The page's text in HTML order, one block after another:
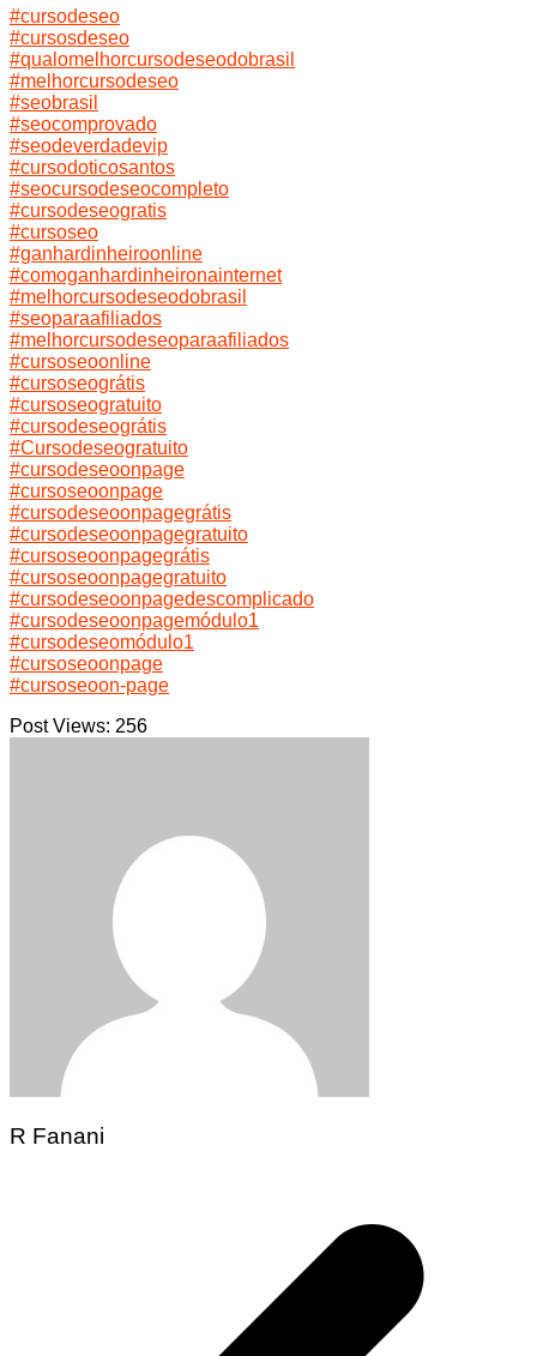
#cursodeseo
#cursosdeseo
#qualomelhorcursodeseodobrasil
#melhorcursodeseo
#seobrasil
#seocomprovado
#seodeverdadevip
#cursodoticosantos
#seocursodeseocompleto
#cursodeseogratis
#cursoseo
#ganhardinheiroonline
#comoganhardinheironainternet
#melhorcursodeseodobrasil
#seoparaafiliados
#melhorcursodeseoparaafiliados
#cursoseoonline
#cursoseográtis
#cursoseogratuito
#cursodeseográtis
#Cursodeseogratuito
#cursodeseoonpage
#cursoseoonpage
#cursodeseoonpagegrátis
#cursodeseoonpagegratuito
#cursoseoonpagegrátis
#cursoseoonpagegratuito
#cursodeseoonpagedescomplicado
#cursodeseoonpagemódulo1
#cursodeseomódulo1
#cursoseoonpage
#cursoseoon-page
Post Views: 256
R Fanani